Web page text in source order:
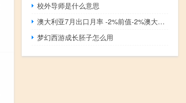
校外导师是什么意思
澳大利亚7月出口月率 -2%前值-2%澳大利亚7月进口月率 3%前值-4%
梦幻西游成长胚子怎么用